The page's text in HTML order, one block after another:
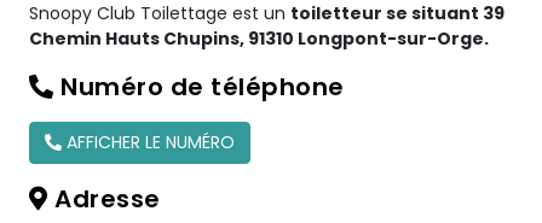
Snoopy Club Toilettage est un toiletteur se situant 39
Chemin Hauts Chupins, 91310 Longpont-sur-Orge.
Numéro de téléphone
AFFICHER LE NUMÉRO
Adresse